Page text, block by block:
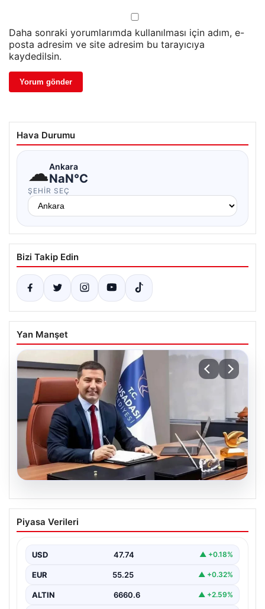
Daha sonraki yorumlarımda kullanılması için adım, e-
posta adresim ve site adresim bu tarayıcıya
kaydedilsin.
Hava Durumu
☁Ankara
NaN°C
ŞEHIR SEÇ
Bizi Takip Edin
Yan Manşet
Ömer Günel’in avukatlarından suç
duyurusu: ‘Soruşturmanın gizliliği ihlal
Piyasa Verileri
USD 47.74 ▲ +0.18%
EUR 55.25 ▲ +0.32%
ALTIN 6660.6 ▲ +2.59%